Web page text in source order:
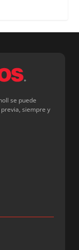
se puede
siempre y